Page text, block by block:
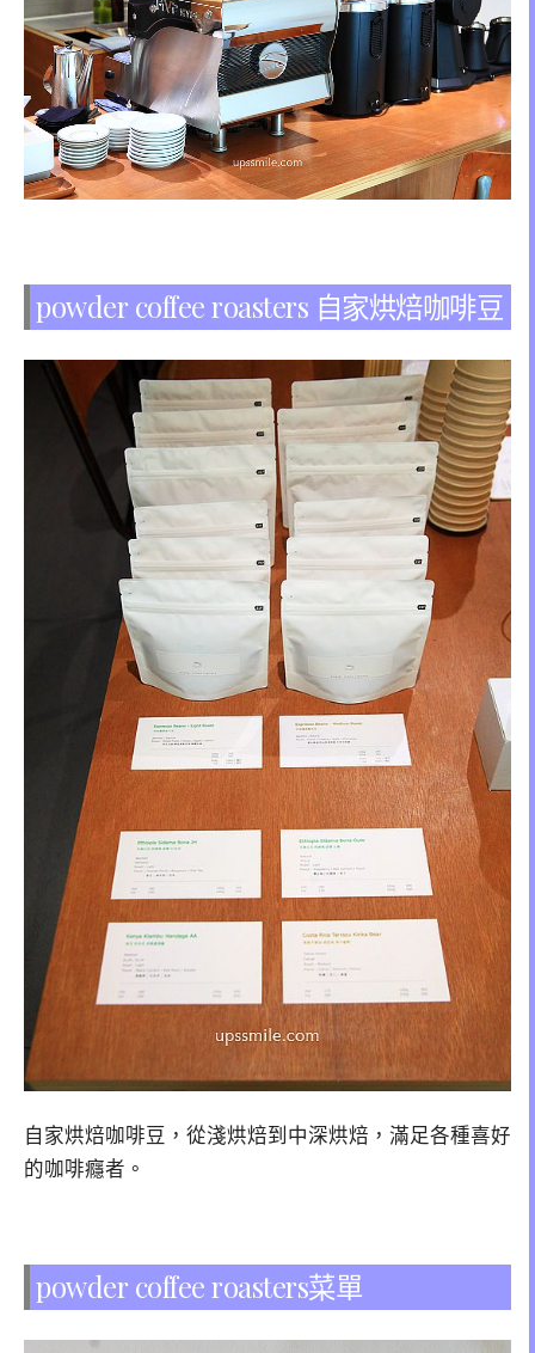
powder coffee roasters 自家烘焙咖啡豆
自家烘焙咖啡豆，從淺烘焙到中深烘焙，滿足各種喜好
的咖啡癮者。
powder coffee roasters菜單